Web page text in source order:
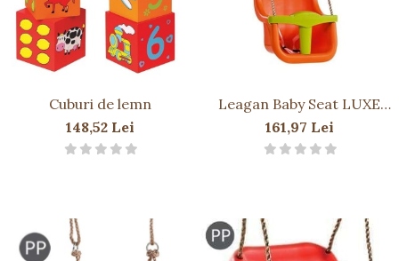
Cuburi de lemn
148,52 Lei
Leagan Baby Seat LUXE
Culoare: Orange/Lime
Green, franghie PP 10
161,97 Lei